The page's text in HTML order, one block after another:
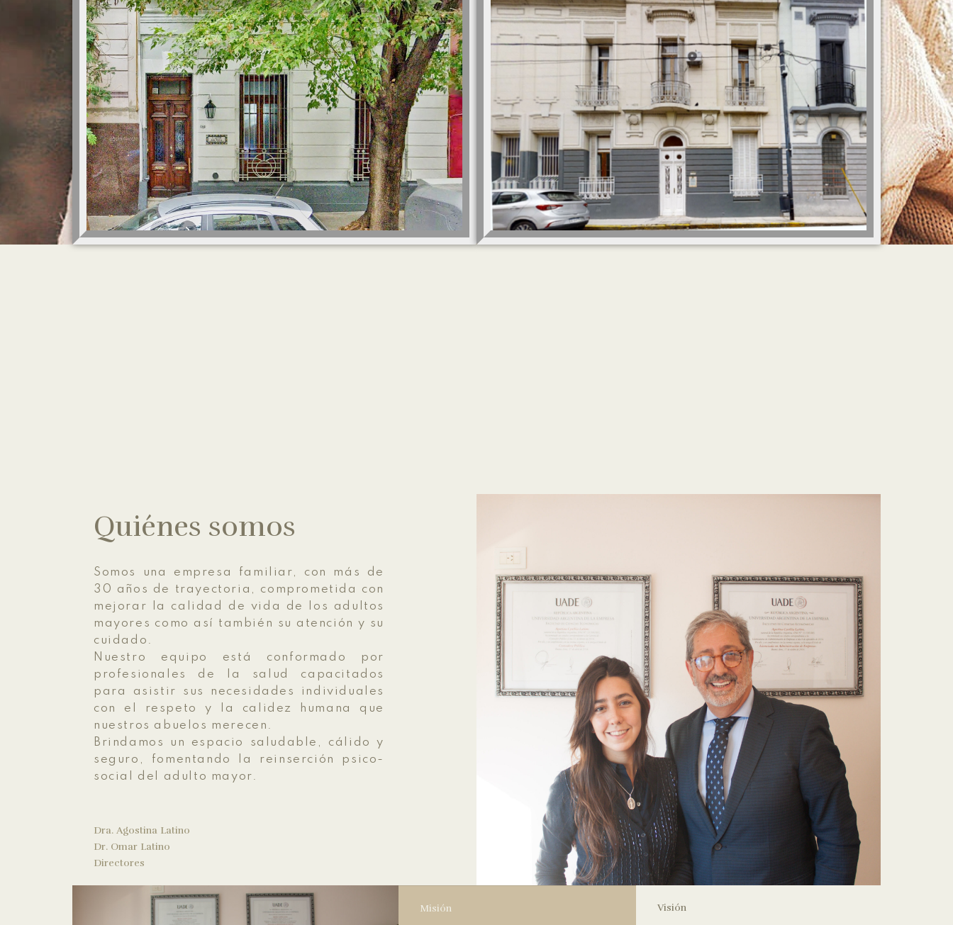
Quiénes somos
Somos una empresa familiar, con más de
30 años de trayectoria, comprometida con
mejorar la calidad de vida de los adultos
mayores como así también su atención y su
cuidado.
Nuestro equipo está conformado por
profesionales de la salud capacitados
para asistir sus necesidades individuales
con el respeto y la calidez humana que
nuestros abuelos merecen.
Brindamos un espacio saludable, cálido y
seguro, fomentando la reinserción psico-
social del adulto mayor.
Dra. Agostina Latino
Dr. Omar Latino
Directores
Misión Visión